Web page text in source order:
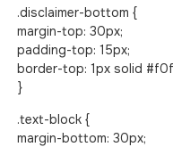
.disclaimer-bottom {
margin-top: 30px;
padding-top: 15px;
border-top: 1px solid
}
.text-block {
margin-bottom: 30px;